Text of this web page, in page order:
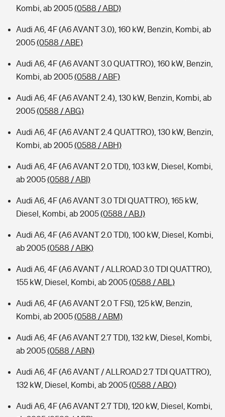
Kombi, ab 2005(0588 / ABD)
Audi A6, 4F (A6 AVANT 3.0), 160 kW, Benzin, Kombi, ab
2005(0588 / ABE)
Audi A6, 4F (A6 AVANT 3.0 QUATTRO), 160 kW, Benzin,
Kombi, ab 2005(0588 / ABF)
Audi A6, 4F (A6 AVANT 2.4), 130 kW, Benzin, Kombi, ab
2005(0588 / ABG)
Audi A6, 4F (A6 AVANT 2.4 QUATTRO), 130 kW, Benzin,
Kombi, ab 2005(0588 / ABH)
Audi A6, 4F (A6 AVANT 2.0 TDI), 103 kW, Diesel, Kombi,
ab 2005(0588 / ABI)
Audi A6, 4F (A6 AVANT 3.0 TDI QUATTRO), 165 kW,
Diesel, Kombi, ab 2005(0588 / ABJ)
Audi A6, 4F (A6 AVANT 2.0 TDI), 100 kW, Diesel, Kombi,
ab 2005(0588 / ABK)
Audi A6, 4F (A6 AVANT / ALLROAD 3.0 TDI QUATTRO),
155 kW, Diesel, Kombi, ab 2005(0588 / ABL)
Audi A6, 4F (A6 AVANT 2.0 T FSI), 125 kW, Benzin,
Kombi, ab 2005(0588 / ABM)
Audi A6, 4F (A6 AVANT 2.7 TDI), 132 kW, Diesel, Kombi,
ab 2005(0588 / ABN)
Audi A6, 4F (A6 AVANT / ALLROAD 2.7 TDI QUATTRO),
132 kW, Diesel, Kombi, ab 2005(0588 / ABO)
Audi A6, 4F (A6 AVANT 2.7 TDI), 120 kW, Diesel, Kombi,